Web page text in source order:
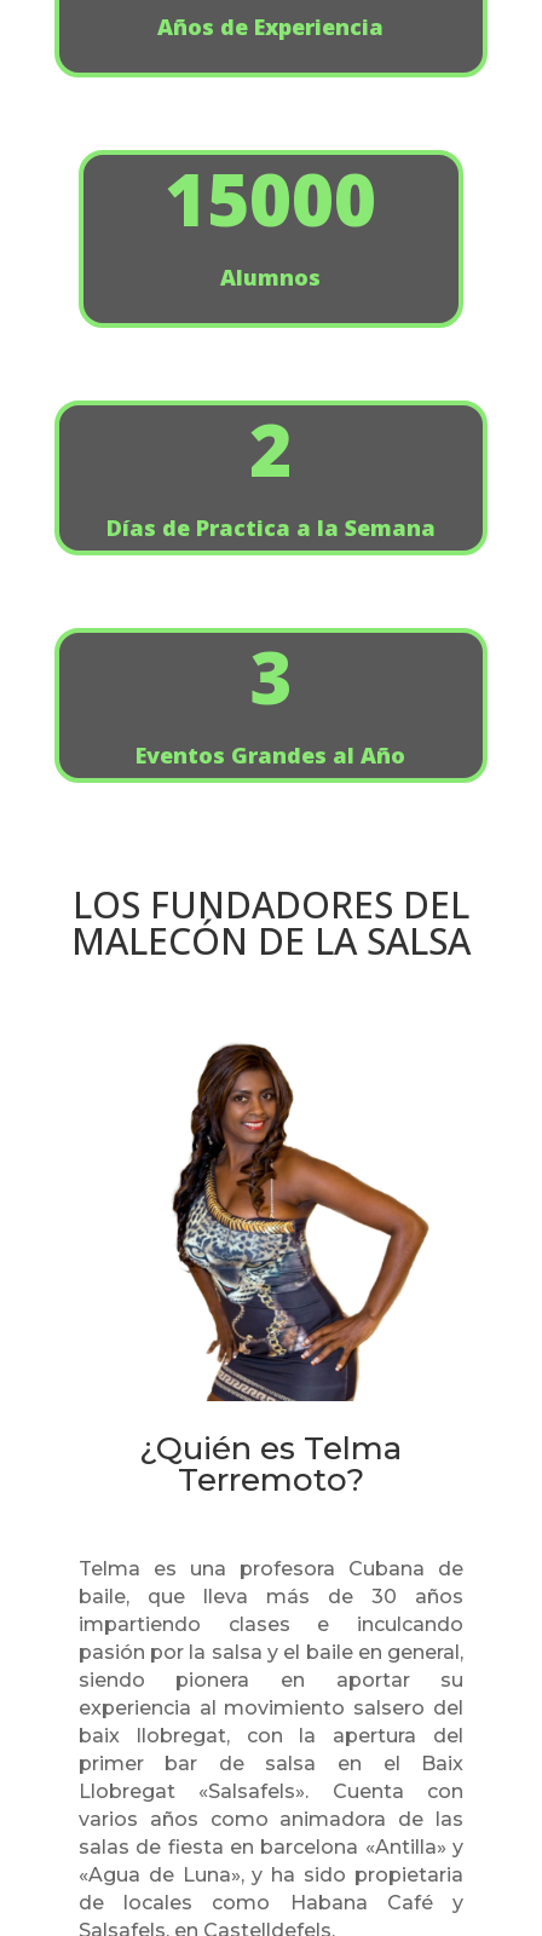
Años de Experiencia
15000
Alumnos
2
Días de Practica a la Semana
3
Eventos Grandes al Año
LOS FUNDADORES DEL
MALECÓN DE LA SALSA
¿Quién es Telma
Terremoto?
Telma es una profesora Cubana de
baile, que lleva más de 30 años
impartiendo clases e inculcando
pasión por la salsa y el baile en general,
siendo pionera en aportar su
experiencia al movimiento salsero del
baix llobregat, con la apertura del
primer bar de salsa en el Baix
Llobregat «Salsafels». Cuenta con
varios años como animadora de las
salas de fiesta en barcelona «Antilla» y
«Agua de Luna», y ha sido propietaria
de locales como Habana Café y
Salsafels, en Castelldefels.